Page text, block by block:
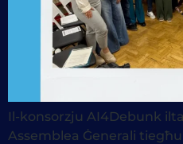
Il-konsorzju AI4Debunk
Assemblea Ġenerali